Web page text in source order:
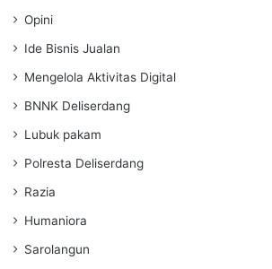
Opini
Ide Bisnis Jualan
Mengelola Aktivitas Digital
BNNK Deliserdang
Lubuk pakam
Polresta Deliserdang
Razia
Humaniora
Sarolangun